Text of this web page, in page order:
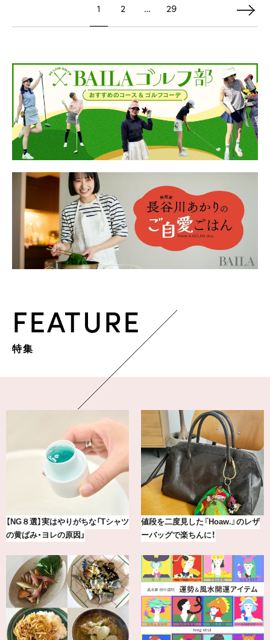
1 2 … 29
FEATURE
特集
最新版！東京都内のおしゃれな朝活
カフェ＆モーニング9選
気分が上がる「フルラ」のアイウェ
アを「眼鏡市場」で探して。